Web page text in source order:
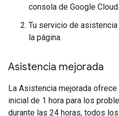
consola de Google Cloud.
Tu servicio de
la página.
Asistencia mejorada
La Asistencia mejorada
inicial de 1 hora para los
durante las 24 horas, todos